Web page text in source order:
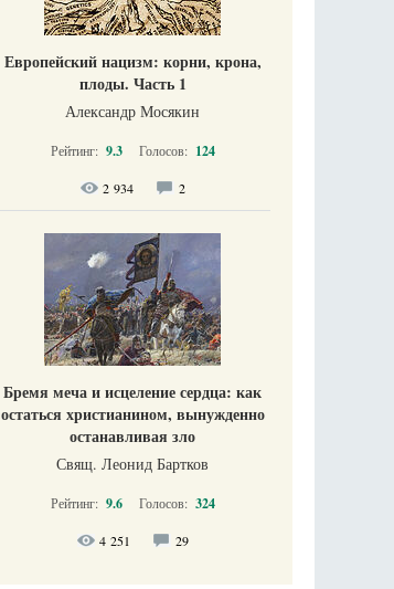
Европейский нацизм: корни, крона,
плоды. Часть 1
Александр Мосякин
Рейтинг: 9.3 Голосов: 124
2 934 2
Бремя меча и исцеление сердца: как
остаться христианином, вынужденно
останавливая зло
Свящ. Леонид Бартков
Рейтинг: 9.6 Голосов: 324
4 251 29